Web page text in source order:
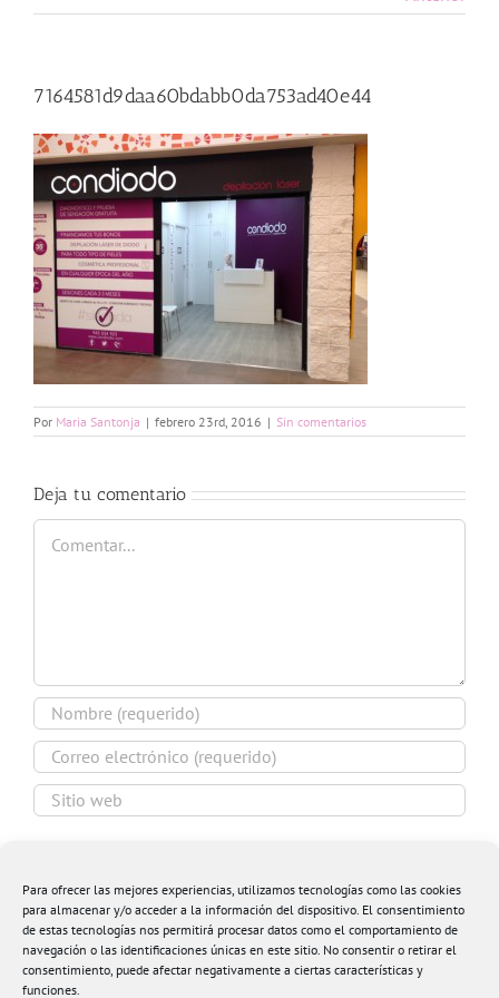
Para ofrecer las mejores experiencias, utilizamos tecnologías como las cookies
para almacenar y/o acceder a la información del dispositivo. El consentimiento
de estas tecnologías nos permitirá procesar datos como el comportamiento de
navegación o las identificaciones únicas en este sitio. No consentir o retirar el
consentimiento, puede afectar negativamente a ciertas características y
funciones.
7164581d9daa60bdabb0da753ad40e44
Por Maria Santonja | febrero 23rd, 2016 | Sin comentarios
Deja tu comentario
Comentar
navegador para la próxima vez que comente.